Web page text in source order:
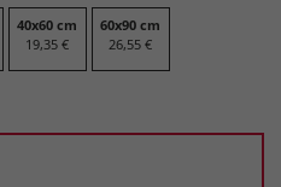
40x60 cm
19,35 €
60x90 cm
26,55 €